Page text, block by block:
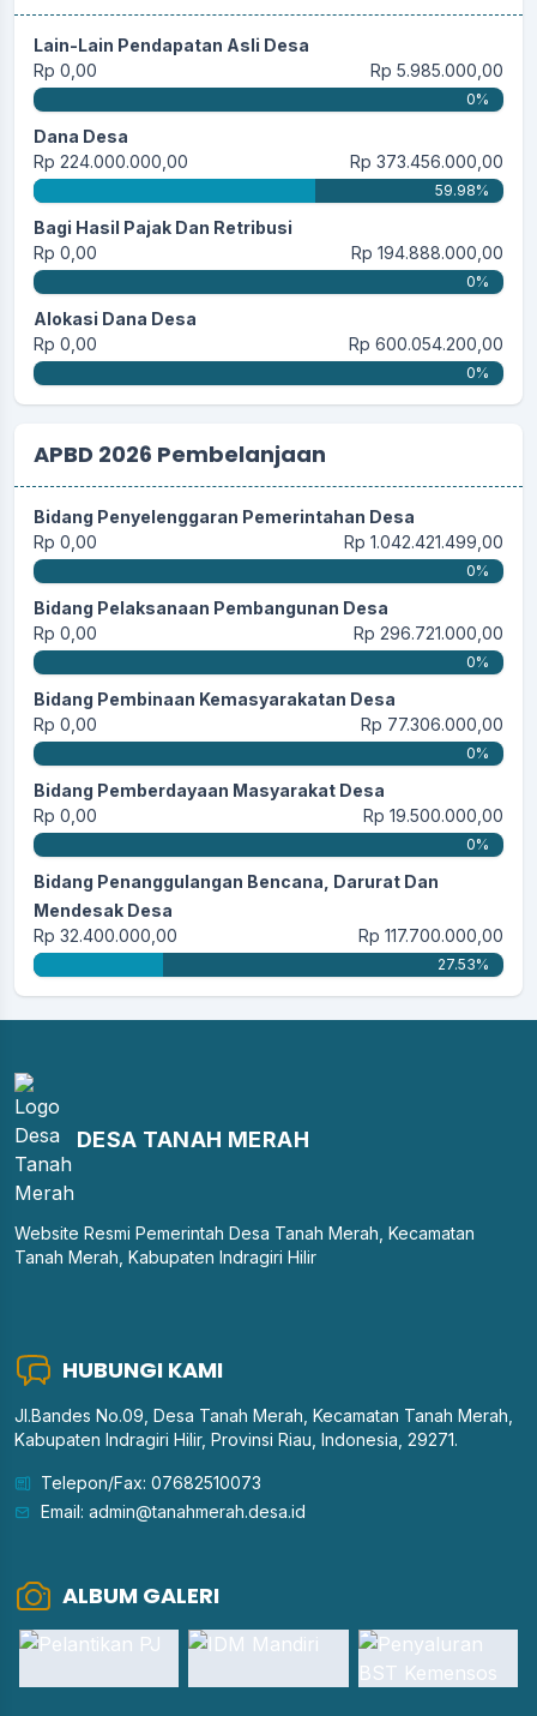
Lain-Lain Pendapatan Asli Desa
Rp 0,00
Rp 5.985.000,00
0%
Dana Desa
Rp 224.000.000,00
Rp 373.456.000,00
59.98%
Bagi Hasil Pajak Dan Retribusi
Rp 0,00
Rp 194.888.000,00
0%
Alokasi Dana Desa
Rp 0,00
Rp 600.054.200,00
0%
APBD 2026 Pembelanjaan
Bidang Penyelenggaran Pemerintahan Desa
Rp 0,00
Rp 1.042.421.499,00
0%
Bidang Pelaksanaan Pembangunan Desa
Rp 0,00
Rp 296.721.000,00
0%
Bidang Pembinaan Kemasyarakatan Desa
Rp 0,00
Rp 77.306.000,00
0%
Bidang Pemberdayaan Masyarakat Desa
Rp 0,00
Rp 19.500.000,00
0%
Bidang Penanggulangan Bencana, Darurat Dan
Mendesak Desa
Rp 32.400.000,00
Rp 117.700.000,00
27.53%
DESA TANAH MERAH
Website Resmi Pemerintah Desa Tanah Merah, Kecamatan
Tanah Merah, Kabupaten Indragiri Hilir
HUBUNGI KAMI
Jl.Bandes No.09, Desa Tanah Merah, Kecamatan Tanah Merah,
Kabupaten Indragiri Hilir, Provinsi Riau, Indonesia, 29271.
Telepon/Fax: 07682510073
Email: admin@tanahmerah.desa.id
ALBUM GALERI